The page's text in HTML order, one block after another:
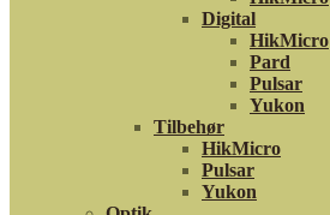
Digital
HikMicro
Pard
Pulsar
Yukon
Tilbehør
HikMicro
Pulsar
Yukon